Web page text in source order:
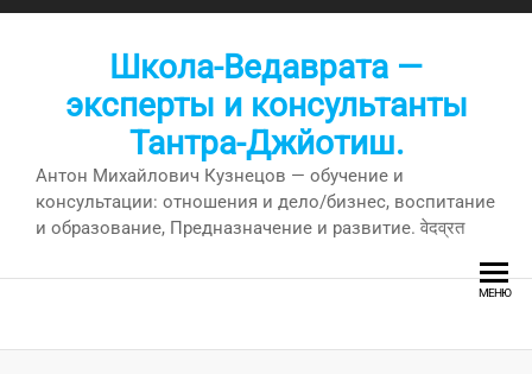
Перейти
Школа-Ведаврата —
эксперты и консультанты
Тантра-Джйотиш.
Антон Михайлович Кузнецов — обучение и
консультации: отношения и дело/бизнес, воспитание
и образование, Предназначение и развитие. वेदव्रत
МЕНЮ